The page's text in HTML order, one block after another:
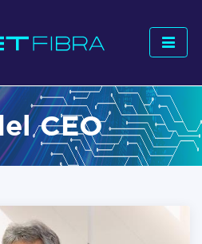
CEO